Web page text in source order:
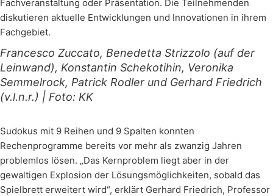
Francesco Zuccato, Benedetta Strizzolo (auf der
Leinwand), Konstantin Schekotihin, Veronika
Semmelrock, Patrick Rodler und Gerhard Friedrich
(v.l.n.r.) | Foto: KK
Sudokus mit 9 Reihen und 9 Spalten konnten
Rechenprogramme bereits vor mehr als zwanzig Jahren
problemlos lösen. „Das Kernproblem liegt aber in der
gewaltigen Explosion der Lösungsmöglichkeiten, sobald das
Spielbrett erweitert wird“, erklärt Gerhard Friedrich, Professor